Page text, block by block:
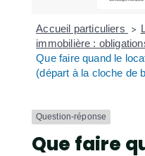
Accueil particuliers >
immobilière :
Que faire quand le
(départ à la cloche de
Question-réponse
Que faire